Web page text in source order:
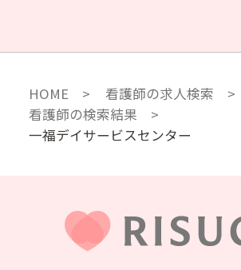
HOME
看護師の求人検索
看護師の検索結果
一福デイサービスセンター